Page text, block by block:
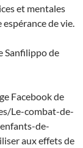
et mentales
de vie.
Sanfilippo de
Facebook de
Le-combat-de-
de-
aux effets de